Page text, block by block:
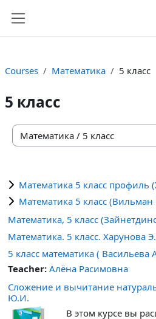
Courses Математика 5 класс
5 класс
Course categories
Математика 5 класс профиль
Математика 5 класс (Вильман
Математика, 5 класс
Математика. 5 класс. Харунова
5 класс математика ( Васильева
Teacher: Алёна Расимовна
Сложение и вычитание
Ю.И.
В этом курсе вы